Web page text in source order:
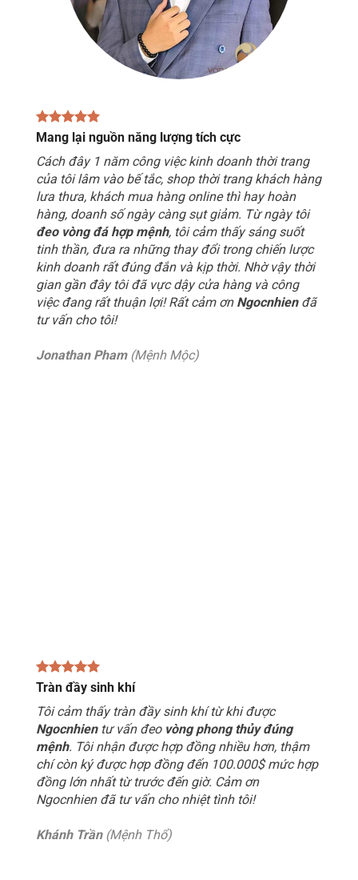
Mang lại nguồn năng lượng tích cực
Cách đây 1 năm công việc kinh doanh thời trang
của tôi lâm vào bế tắc, shop thời trang khách hàng
lưa thưa, khách mua hàng online thì hay hoàn
hàng, doanh số ngày càng sụt giảm. Từ ngày tôi
đeo vòng đá hợp mệnh, tôi cảm thấy sáng suốt
tinh thần, đưa ra những thay đổi trong chiến lược
kinh doanh rất đúng đắn và kịp thời. Nhờ vậy thời
gian gần đây tôi đã vực dậy cửa hàng và công
việc đang rất thuận lợi! Rất cảm ơn Ngocnhienđã
tư vấn cho tôi!
Jonathan Pham(Mệnh Mộc)
Tràn đầy sinh khí
Tôi cảm thấy tràn đầy sinh khí từ khi được
Ngocnhientư vấn đeo vòng phong thủy đúng
mệnh. Tôi nhận được hợp đồng nhiều hơn, thậm
chí còn ký được hợp đồng đến 100.000$ mức hợp
đồng lớn nhất từ trước đến giờ. Cảm ơn
Ngocnhien đã tư vấn cho nhiệt tình tôi!
Khánh Trần(Mệnh Thổ)